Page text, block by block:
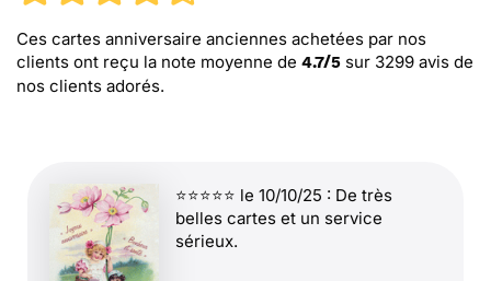
Ces cartes anniversaire anciennes achetées par nos
clients ont reçu la note moyenne de 4.7/5 sur 3299 avis de
nos clients adorés.
⭐⭐⭐⭐⭐ le 10/10/25 : De très
belles cartes et un service
sérieux.